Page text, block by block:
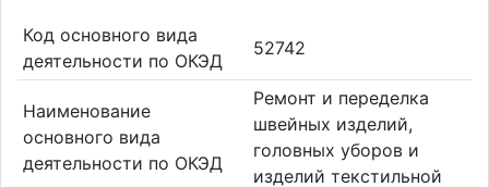
Код основного вида
деятельности по ОКЭД
52742
Наименование
основного вида
деятельности по ОКЭД
Ремонт и переделка
швейных изделий,
головных уборов и
изделий текстильной